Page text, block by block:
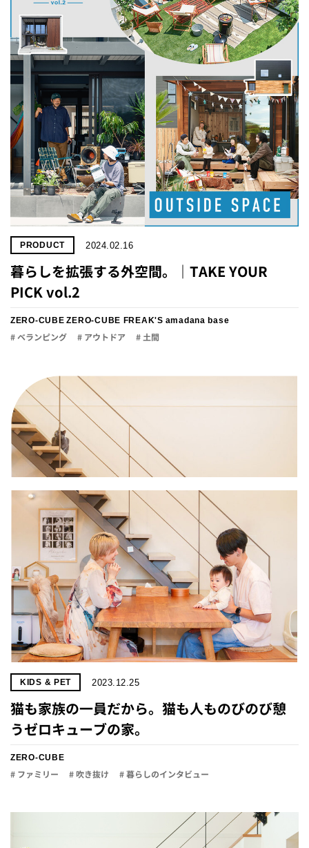
PRODUCT 2024.02.16
暮らしを拡張する外空間。｜TAKE YOUR
PICK vol.2
ZERO-CUBE ZERO-CUBE FREAK'S amadana base
# ベランピング # アウトドア # 土間
KIDS & PET 2023.12.25
猫も家族の一員だから。猫も人ものびのび憩
うゼロキューブの家。
ZERO-CUBE
# ファミリー # 吹き抜け # 暮らしのインタビュー